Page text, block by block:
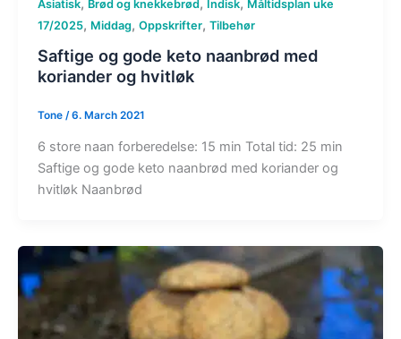
Asiatisk, Brød og knekkebrød, Indisk, Måltidsplan uke
17/2025, Middag, Oppskrifter, Tilbehør
Saftige og gode keto naanbrød med
koriander og hvitløk
Tone /6. March 2021
6 store naan forberedelse: 15 min Total tid: 25 min
Saftige og gode keto naanbrød med koriander og
hvitløk Naanbrød